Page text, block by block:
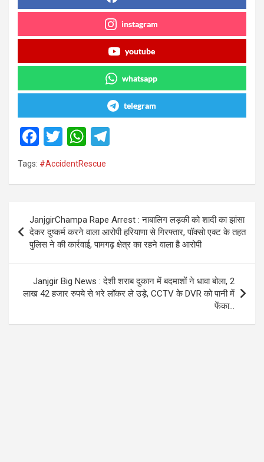
instagram
youtube
whatsapp
telegram
F
a
ce
o
o
k
T
wi
tt
W
at
A
p
p
a
m
Tags: #AccidentRescue
navigation
JanjgirChampa Rape Arrest : नाबालिग लड़की को शादी का झांसा
देकर दुष्कर्म करने वाला आरोपी हरियाणा से गिरफ्तार, पॉक्सो एक्ट के तहत
पुलिस ने की कार्रवाई, पामगढ़ क्षेत्र का रहने वाला है आरोपी
Janjgir Big News : देशी शराब दुकान में बदमाशों ने धावा बोला, 2
लाख 42 हजार रुपये से भरे लॉकर ले उड़े, CCTV के DVR को पानी में
फेंका…